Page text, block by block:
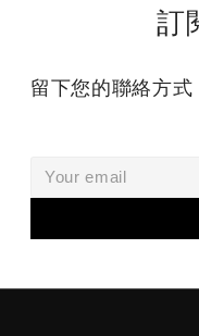
訂
留下您的聯絡方